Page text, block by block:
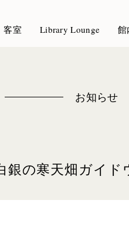
客室 Library Lounge 館
お知らせ
銀の寒天畑ガイド